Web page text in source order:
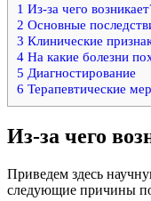
1 Из-за чего
2 Основные
3 Клинические
4 На какие болезни
5 Диагностирование
6 Терапевтические
Из-за чего
Приведем здесь
следующие причины